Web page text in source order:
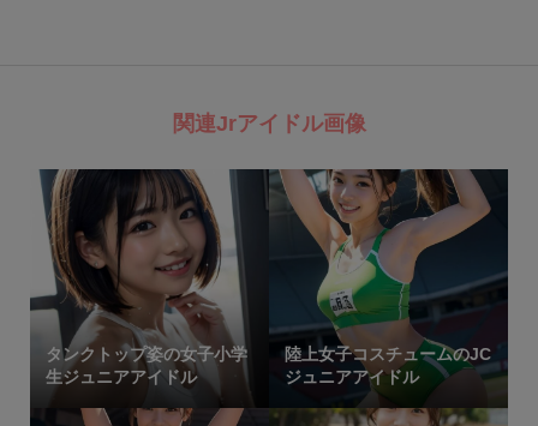
関連Jrアイドル画像
タンクトップ姿の女子小学
生ジュニアアイドル
陸上女子コスチュームのJC
ジュニアアイドル